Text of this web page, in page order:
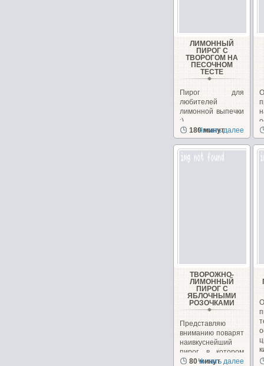
ЛИМОННЫЙ
ПИРОГ С
ТВОРОГОМ НА
ПЕСОЧНОМ
ТЕСТЕ
Пирог для
любителей
лимонной выпечки
:)
180 минут
Читать далее
ТВОРОЖНО-
ЛИМОННЫЙ
ПИРОГ С
ЯБЛОЧНЫМИ
РОЗОЧКАМИ
Представляю
вниманию поварят
наивкуснейший
пирог, в котором
прекрасно
80 минут
Читать далее